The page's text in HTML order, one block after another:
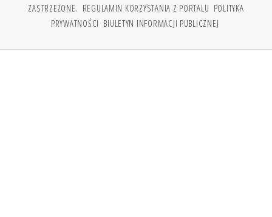
ZASTRZEŻONE. REGULAMIN KORZYSTANIA Z PORTALU POLITYKA
PRYWATNOŚCI BIULETYN INFORMACJI PUBLICZNEJ